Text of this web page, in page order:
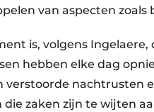
van aspecten zoals
is, volgens
hebben elke dag
verstoorde nachtrusten
die zaken zijn te wijten